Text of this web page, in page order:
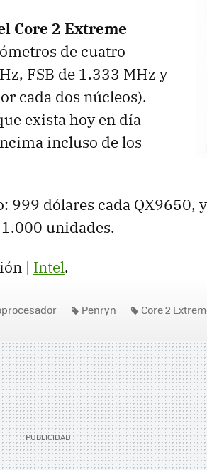
Core 2 Extreme
de cuatro
FSB de 1.333 MHz y
cada dos núcleos).
exista hoy en día
incluso de los
999 dólares cada QX9650,
unidades.
| Intel.
Penryn Core 2